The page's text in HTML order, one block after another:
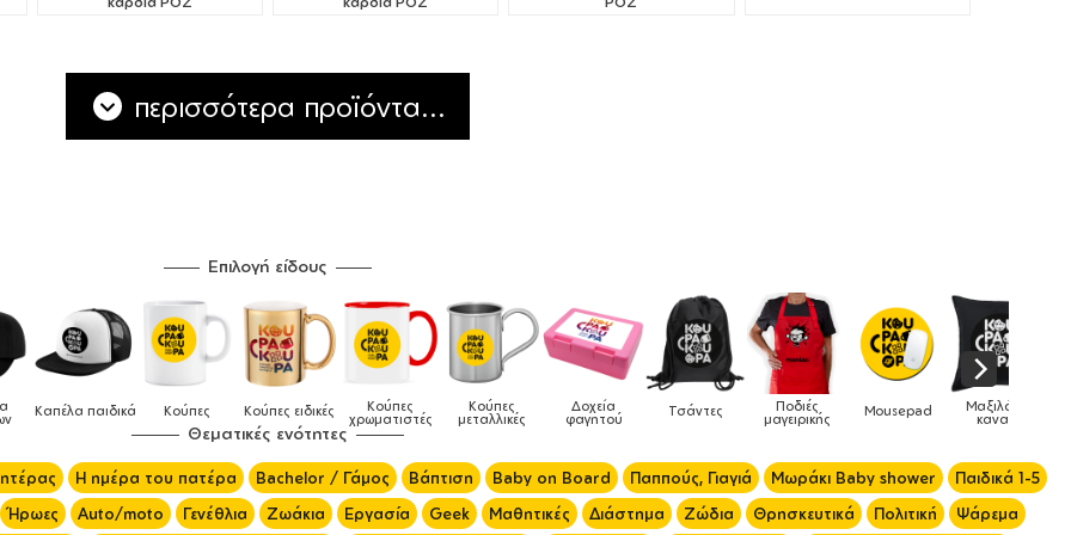
περισσότερα προϊόντα...
Επιλογή είδους
Κούπες
χρωματιστές
Κούπες
μεταλλικές
Δοχεία
φαγητού Τσάντες Ποδιές
μαγειρικής Mousepad Μαξιλάρια
καναπέ Phone Holders Ρολόγια Βρεφικά
Θεματικές ενότητες
Η ημέρα του πατέρα Bachelor / Γάμος Βάπτιση Baby on Board Παππούς, Γιαγιά Μωράκι Baby shower
Παιδικά 1-5
Ήρωες Auto/moto Γενέθλια Ζωάκια Εργασία Geek Μαθητικές Διάστημα Ζώδια Θρησκευτικά Πολιτική
Ψάρεμα